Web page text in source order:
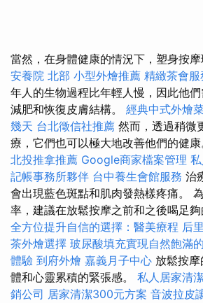
當然，在身體健康的情況下，塑身按摩
安養院 北部 小型外燴推薦 精緻茶會
年人的生物過程比年輕人慢，因此他
減肥和恢復皮膚結構。 經典中式外燴
幾天 台北徵信社推薦 然而，透過稍微
療，它們也可以極大地改善他們的健康
北投推拿推薦 Google商家檔案管理
記帳事務所夥伴 台中養生會館服務 治
會出現藍色斑點和肌肉發熱樣疼痛。
率，建議在放鬆按摩之前和之後喝足
全方位提升自信的選擇：醫美療程 后
茶外燴選擇 玻尿酸填充實現自然飽滿
體驗 到府外燴 嘉義月子中心 放鬆按
體和心靈累積的緊張感。 私人居家清
銷公司 居家清潔300元方案 音波拉皮